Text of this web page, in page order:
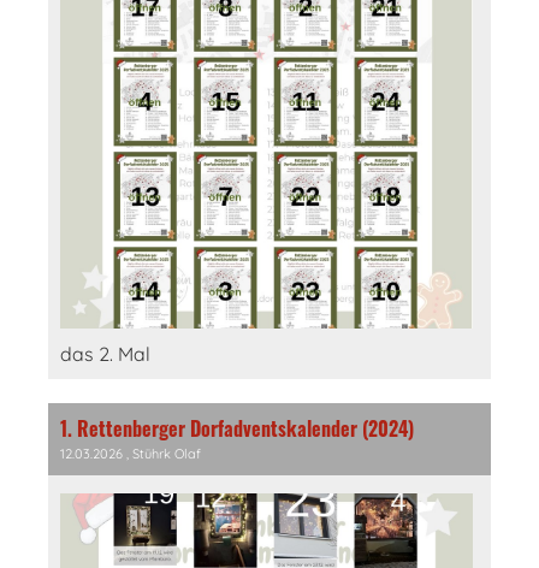
das 2. Mal
1. Rettenberger Dorfadventskalender (2024)
12.03.2026 , Stührk Olaf